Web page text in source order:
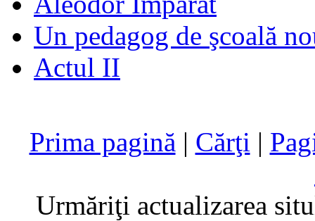
Un pedagog de şcoală
Actul II
Prima pagină | Cărţi |
Urmăriţi actualizarea